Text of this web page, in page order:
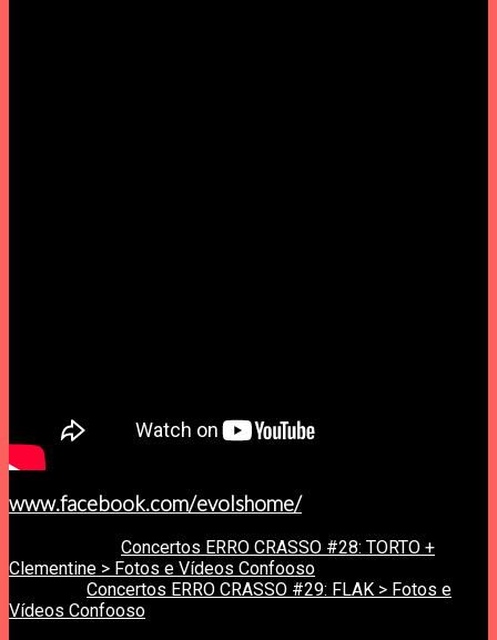
www.facebook.com/evolshome/
Concertos ERRO CRASSO #28: TORTO +
Clementine > Fotos e Vídeos Confooso
Concertos ERRO CRASSO #29: FLAK > Fotos e
Vídeos Confooso